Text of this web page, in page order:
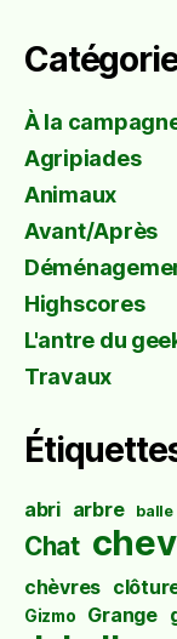
À la
Agripiades
Animaux
Avant/Après
Highscores
L'antre du
Travaux
abri arbre balle
Chat
chèvres
Gizmo Grange